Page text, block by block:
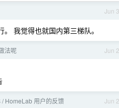
Jun 3
我觉得也就国内第三梯队。
Jun 2
法呢
Jun 2
HomeLab 用户的反馈